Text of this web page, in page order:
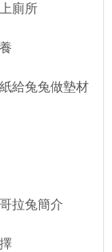
廁所
給兔兔做墊材
拉兔簡介